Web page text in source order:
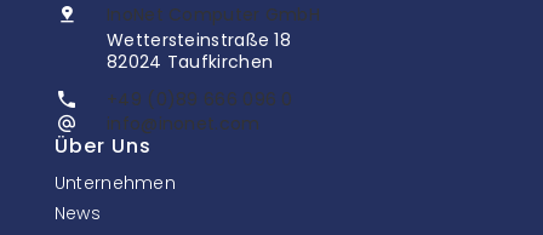
InoNet Computer GmbH
Wettersteinstraße 18
82024 Taufkirchen
+49 (0)89 666 096 0
info@inonet.com
Über Uns
Unternehmen
News